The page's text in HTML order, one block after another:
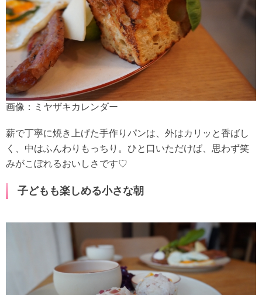
画像：ミヤザキカレンダー
薪で丁寧に焼き上げた手作りパンは、外はカリッと香ばし
く、中はふんわりもっちり。ひと口いただけば、思わず笑
みがこぼれるおいしさです♡
子どもも楽しめる小さな朝